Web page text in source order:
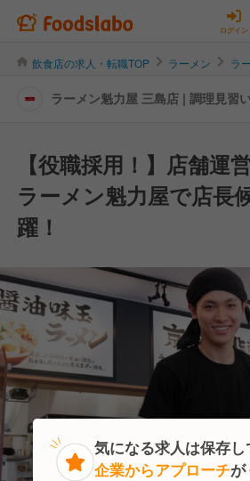
ログイン
飲食店の求人・転職TOP ラーメン ラ
ラーメン魁力屋 三島店 | 調理見習
【役職採用！】店舗運
ラーメン魁力屋で店長
躍！
気になる求人は保存し
企業からアプローチが